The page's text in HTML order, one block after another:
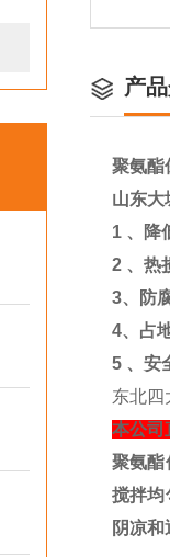
产
聚氨酯
山东大
1 、降
2 、热
3、防
4、占
5 、安
东北四
本公司
聚氨酯
搅拌均
阴凉和